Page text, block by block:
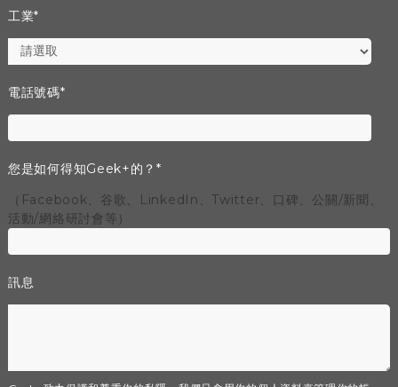
工業*
電話號碼*
您是如何得知Geek+的？*
（Facebook、谷歌、LinkedIn、Twitter、口碑、公關/新聞、
活動/網絡研討會等）
訊息